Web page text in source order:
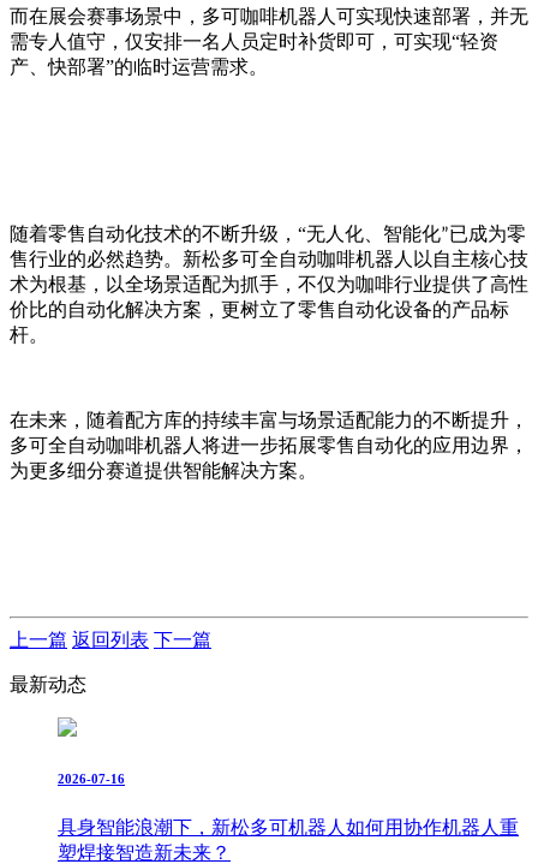
而在展会赛事场景中，多可咖啡机器人可实现快速部署，并无
需专人值守，仅安排一名人员定时补货即可，可实现“轻资
产、快部署”的临时运营需求。
随着零售自动化技术的不断升级， “无人化、智能化”已成为零
售行业的必然趋势。新松多可全自动咖啡机器人以自主核心技
术为根基，以全场景适配为抓手，不仅为咖啡行业提供了高性
价比的自动化解决方案，更树立了零售自动化设备的产品标
杆。
在未来，随着配方库的持续丰富与场景适配能力的不断提升，
多可全自动咖啡机器人将进一步拓展零售自动化的应用边界，
为更多细分赛道提供智能解决方案。
上一篇 返回列表 下一篇
最新动态
2026-07-16
具身智能浪潮下，新松多可机器人如何用协作机器人重
塑焊接智造新未来？